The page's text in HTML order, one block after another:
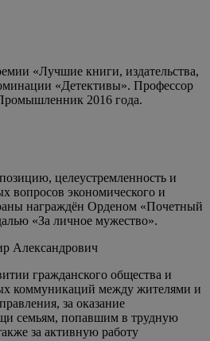
«Лучшие книги, издательства,
«Детективы». Профессор
2016 года.
целеустремленность и
вопросов экономического и
награждён Орденом «Почетный
«За личное мужество».
гражданского общества и
коммуникаций между жителями и
за оказание
семьям, попавшим в трудную
за активную работу